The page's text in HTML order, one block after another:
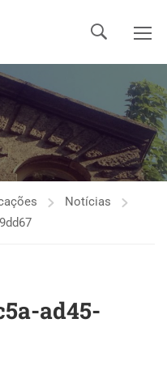
Notícias
ad45-